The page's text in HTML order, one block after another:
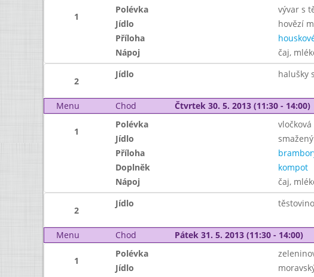
1
Polévka
vývar s
Jídlo
hovězí
Příloha
Nápoj
čaj,
2
Jídlo halušky
Menu Chod Čtvrtek 30. 5. 2013 (11:30 - 14:00)
1
Polévka
vločková
Jídlo
Příloha
Doplněk
kompot
Nápoj
čaj,
2
Jídlo
Menu Chod Pátek 31. 5. 2013 (11:30 - 14:00)
1
Polévka
Jídlo